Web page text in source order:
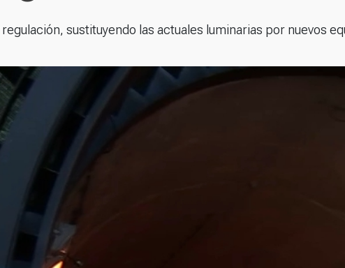
sustituyendo las actuales luminarias por nuevos